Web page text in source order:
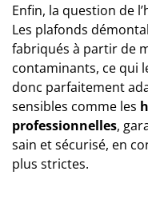
Enfin, la question de
Les plafonds
fabriqués à partir de
contaminants, ce qui
donc parfaitement
sensibles comme les
professionnelles,
sain et sécurisé, en
plus strictes.